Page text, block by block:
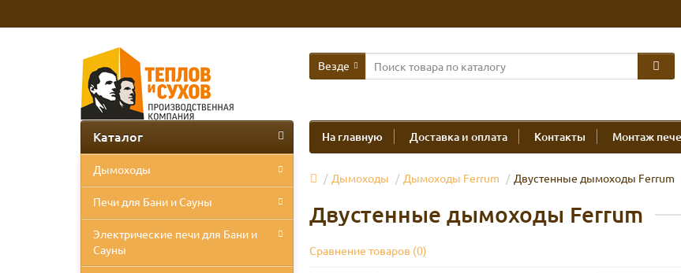
Везде
На главную Доставка и оплата Контакты Монтаж
Каталог
Дымоходы
Печи для Бани и Сауны
Электрические печи для Бани и
Сауны
Дымоходы Дымоходы Ferrum Двустенные дымоходы Ferrum
Двустенные дымоходы Ferrum
Сравнение товаров (0)